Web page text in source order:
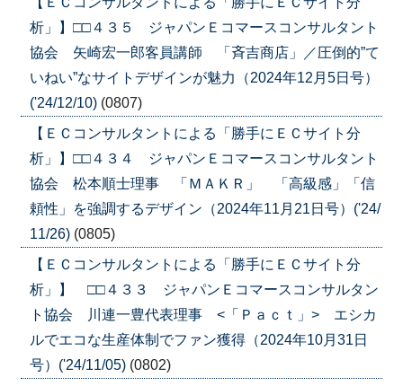
析」】□□４３５ ジャパンＥコマースコンサルタント
協会 矢崎宏一郎客員講師 「斉吉商店」／圧倒的”て
いねい”なサイトデザインが魅力（2024年12月5日号）
('24/12/10) (0807)
【ＥＣコンサルタントによる「勝手にＥＣサイト分
析」】□□４３４ ジャパンＥコマースコンサルタント
協会 松本順士理事 「ＭＡＫＲ」 「高級感」「信
頼性」を強調するデザイン（2024年11月21日号）('24/
11/26) (0805)
【ＥＣコンサルタントによる「勝手にＥＣサイト分
析」】 □□４３３ ジャパンＥコマースコンサルタン
ト協会 川連一豊代表理事 <「Ｐａｃｔ」> エシカ
ルでエコな生産体制でファン獲得（2024年10月31日
号）('24/11/05) (0802)